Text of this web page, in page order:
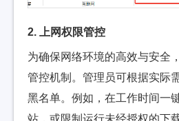
2. 上网权限管控
为确保网络环境的高效与安全
管控机制。管理员可根据实际
黑名单。例如，在工作时间一
站，或限制运行未经授权的下